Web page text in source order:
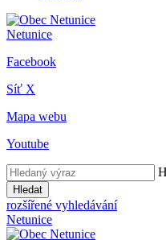
Netunice
Facebook
Síť X
Mapa webu
Youtube
Hledat
rozšířené vyhledávání
Netunice